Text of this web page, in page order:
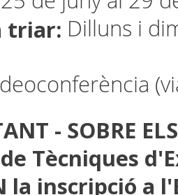
triar: Dilluns i
- SOBRE
Tècniques
la inscripció a